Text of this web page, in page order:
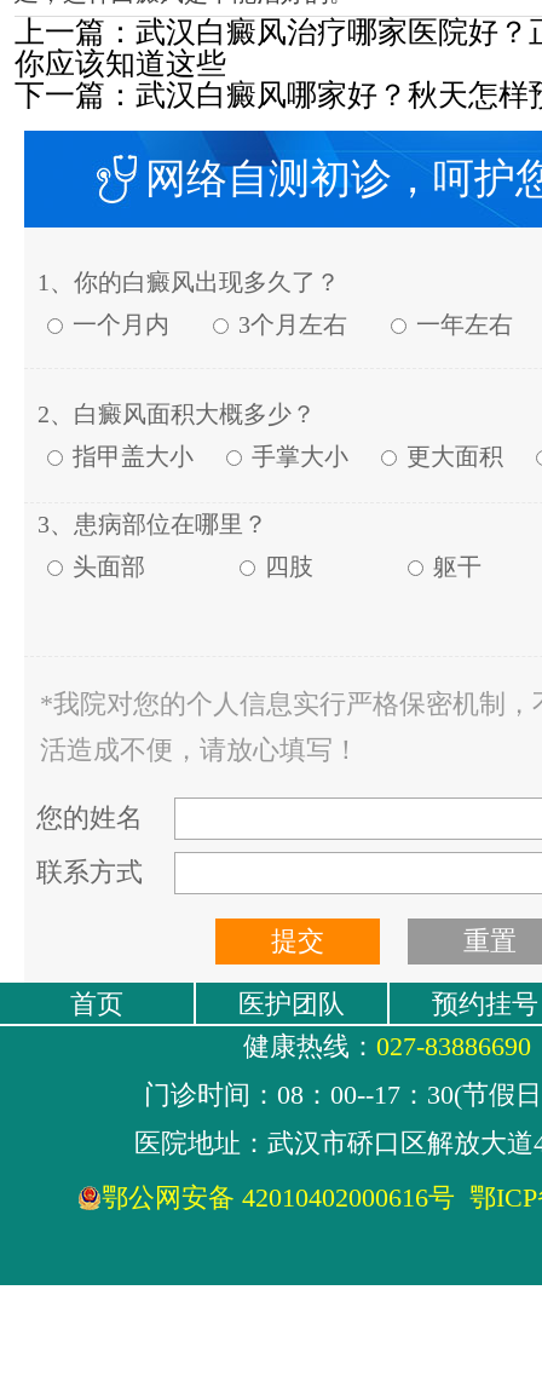
上一篇： 武汉白癜风治疗哪家医院好？
你应该知道这些
下一篇： 武汉白癜风哪家好？秋天怎样
网络自测初诊，呵护
1、你的白癜风出现多久了？
一个月内
3个月左右 一年左右
2、白癜风面积大概多少？
指甲盖大小
手掌大小 更大面积
3、患病部位在哪里？
头面部
四肢 躯干
*我院对您的个人信息实行严格保密机制，
活造成不便，请放心填写！
您的姓名
联系方式
首页 医护团队
预约挂号
健康热线： 027-83886690
门诊时间：08：00--17：30(节假
医院地址：武汉市硚口区解放大道
鄂公网安备 42010402000616号 鄂